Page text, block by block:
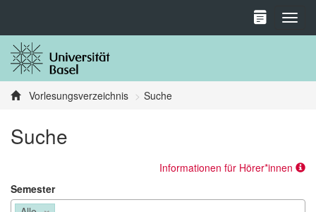
Vorlesungsverzeichnis Suche
Suche
Informationen für Hörer*innen
Semester